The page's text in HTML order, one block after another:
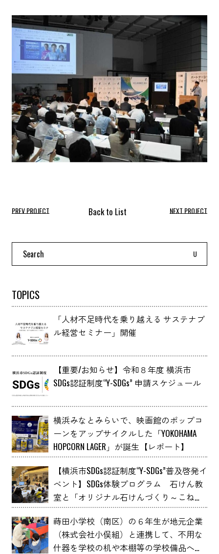
PREV PROJECT NEXT PROJECT
Search
TOPICS
「人材不足時代を乗り越える サステナブ
ル経営セミナー」開催
【重要/お知らせ】令和８年度 横浜市
SDGs認証制度“Y-SDGs” 申請スケジュール
横浜みなとみらいで、映画館のポップコ
ーンをアップサイクルした「YOKOHAMA
HOPCORN LAGER」が誕生【レポート】
【横浜市SDGs認証制度“Y-SDGs”普及啓発イ
ベント】SDGs体験プログラム 石けん教
室と「オリジナル石けんづくり～こねこ
ね石けん～」 YOXO FESTIVALに出展
蒔田小学校（南区）の６年生が地元企業
（株式会社小俣組）と連携して、不用な
什器を学校の机や本棚等の学校備品へア